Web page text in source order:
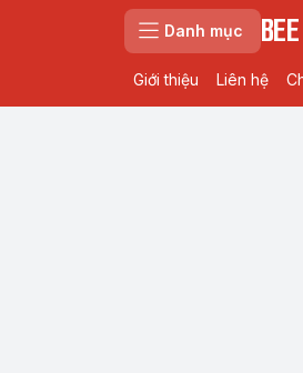
Danh mục
Giới thiệu Liên hệ